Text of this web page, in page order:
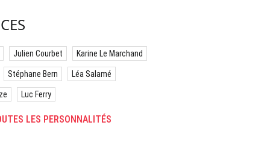
Julien Courbet Karine Le Marchand
Stéphane Bern Léa Salamé
Luc Ferry
LES PERSONNALITÉS